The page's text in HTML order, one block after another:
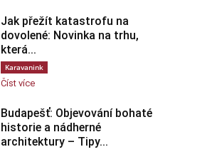
Jak přežít katastrofu na
dovolené: Novinka na trhu,
která...
Karavanink
Číst více
Budapešť: Objevování bohaté
historie a nádherné
architektury – Tipy...